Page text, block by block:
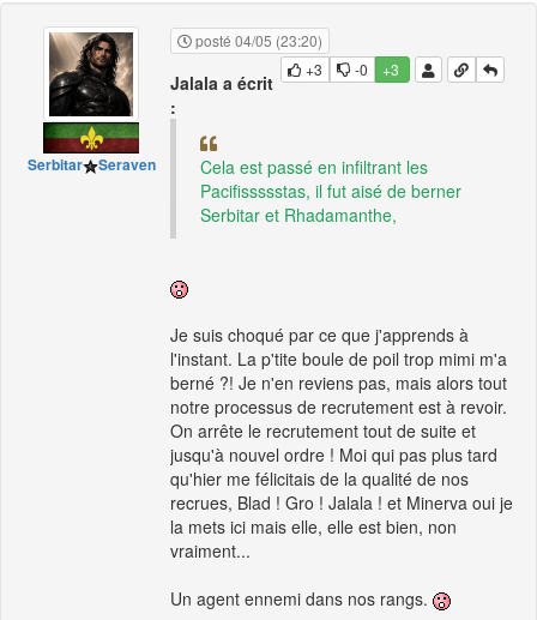
Serbitar Seraven
posté 04/05 (23:20)
+3
-0 +3
Jalala a écrit
:
Cela est passé en infiltrant les
Pacifissssstas, il fut aisé de berner
Serbitar et Rhadamanthe,
Je suis choqué par ce que j'apprends à
l'instant. La p'tite boule de poil trop mimi m'a
berné ?! Je n'en reviens pas, mais alors tout
notre processus de recrutement est à revoir.
On arrête le recrutement tout de suite et
jusqu'à nouvel ordre ! Moi qui pas plus tard
qu'hier me félicitais de la qualité de nos
recrues, Blad ! Gro ! Jalala ! et Minerva oui je
la mets ici mais elle, elle est bien, non
vraiment...
Un agent ennemi dans nos rangs.